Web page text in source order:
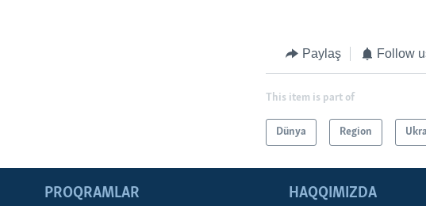
Paylaş Follow
This item is part of
Dünya Region
PROQRAMLAR HAQQIMIZDA